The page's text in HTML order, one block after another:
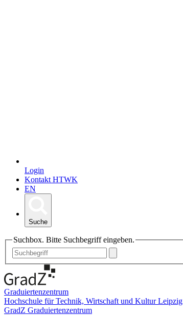
Login
Kontakt HTWK
EN
Suche
Suchbox. Bitte Suchbegriff eingeben.
Graduiertenzentrum
Hochschule für Technik, Wirtschaft und Kultur Leipzig
GradZ Graduiertenzentrum